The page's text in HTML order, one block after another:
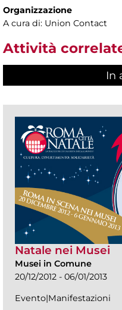
Organizzazione
A cura di: Union Contact
Attività
In
Natale nei Musei
Musei in Comune
20/12/2012 - 06/01/2013
Evento|Manifestazioni